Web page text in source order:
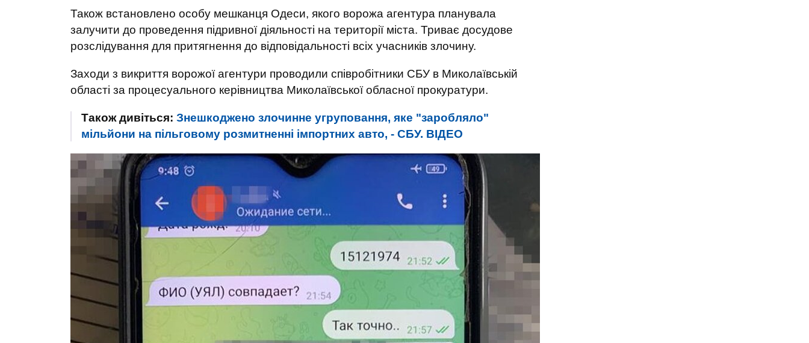
Також встановлено особу мешканця Одеси, якого ворожа агентура планувала
залучити до проведення підривної діяльності на території міста. Триває досудове
розслідування для притягнення до відповідальності всіх учасників злочину.
Заходи з викриття ворожої агентури проводили співробітники СБУ в Миколаївській
області за процесуального керівництва Миколаївської обласної прокуратури.
Також дивіться: Знешкоджено злочинне угруповання, яке "заробляло"
мільйони на пільговому розмитненні імпортних авто, - СБУ. ВIДЕО